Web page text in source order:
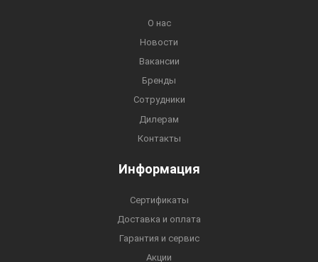
О нас
Новости
Вакансии
Бренды
Сотрудники
Дилерам
Контакты
Информация
Сертификаты
Доставка и оплата
Гарантия и сервис
Акции